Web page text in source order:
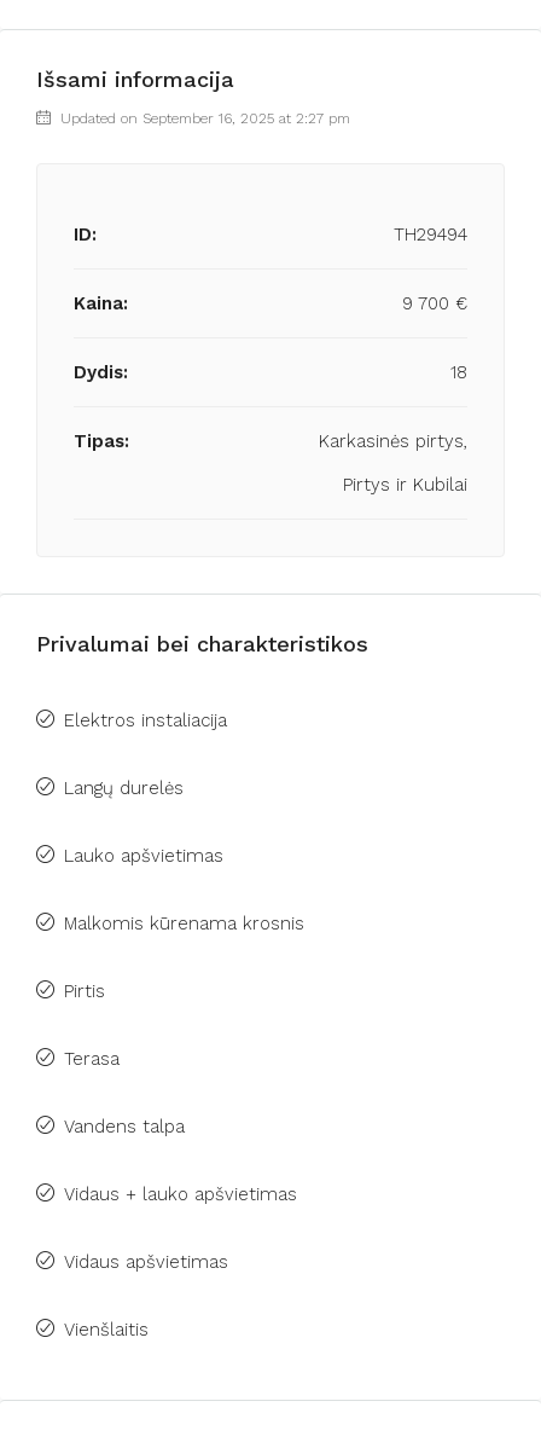
Išsami informacija
Updated on September 16, 2025 at 2:27 pm
ID: TH29494
Kaina: 9 700 €
Dydis: 18
Tipas:
Karkasinės pirtys,
Pirtys ir Kubilai
Privalumai bei charakteristikos
Elektros instaliacija
Langų durelės
Lauko apšvietimas
Malkomis kūrenama krosnis
Pirtis
Terasa
Vandens talpa
Vidaus + lauko apšvietimas
Vidaus apšvietimas
Vienšlaitis